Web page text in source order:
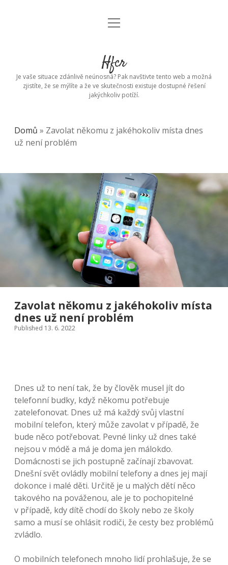
open
Hfcr
Je vaše situace zdánlivě neúnosná? Pak navštivte tento web a možná
zjistíte, že se mýlíte a že ve skutečnosti existuje dostupné řešení
jakýchkoliv potíží.
Domů » Zavolat někomu z jakéhokoliv místa dnes
už není problém
Zavolat někomu z jakéhokoliv místa
dnes už není problém
Published 13. 6. 2022
Dnes už to není tak, že by člověk musel jít do
telefonní budky, když někomu potřebuje
zatelefonovat. Dnes už má každý svůj vlastní
mobilní telefon, který může zavolat v případě, že
bude něco potřebovat. Pevné linky už dnes také
nejsou v módě a má je doma jen málokdo.
Domácnosti se jich postupně začínají zbavovat.
Dnešní svět ovládly mobilní telefony a dnes jej mají
dokonce i malé děti. Určitě je u malých dětí něco
takového na pováženou, ale je to pochopitelné
v případě, kdy dítě chodí do školy nebo ze školy
samo a musí se ohlásit rodiči, že cesty bez problémů
zvládlo.
O mobilních telefonech mnoho lidí prohlašuje, že se